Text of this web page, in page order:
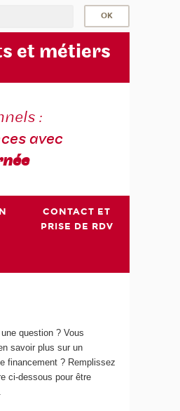
et métiers
:
avec
CONTACT ET
PRISE DE RDV
question ? Vous
savoir plus sur un
financement ? Remplissez
ci-dessous pour être